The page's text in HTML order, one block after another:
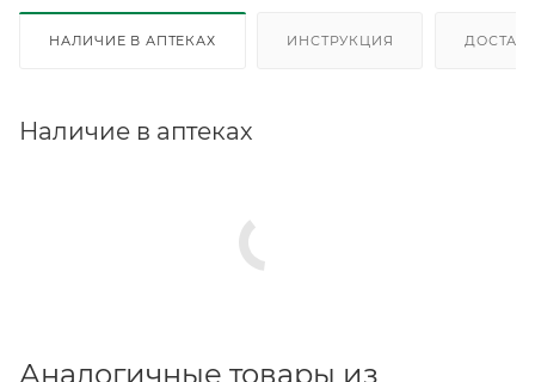
НАЛИЧИЕ В АПТЕКАХ ИНСТРУКЦИЯ
Наличие в аптеках
Аналогичные товары из